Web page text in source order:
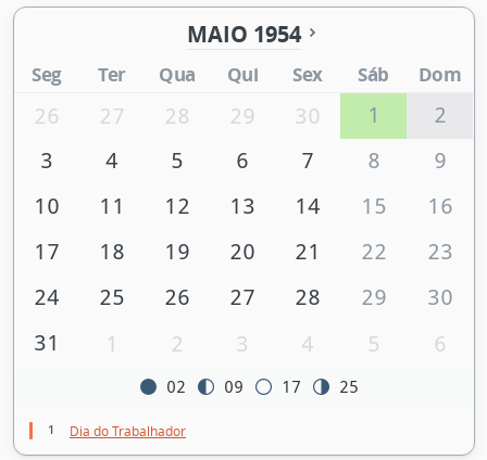
MAIO 1954
Seg Ter Qua Qui Sex Sáb Dom
26 27 28 29 30 1
2
3
4 5 6 7 8
9
10
11 12 13 14 15
16
17
18 19 20 21 22
23
24
25 26 27 28 29
30
31
1 2 3 4 5 6
02 09 17 25
1 Dia do Trabalhador